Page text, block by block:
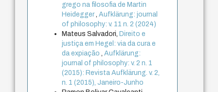
grego na filosofia de Martin
Heidegger,Aufklärung: journal
of philosophy: v. 11 n. 2 (2024)
Mateus Salvadori, Direito e
justiça em Hegel: via da cura e
da expiação,Aufklärung:
journal of philosophy: v. 2 n. 1
(2015): Revista Aufklärung. v. 2,
n. 1 (2015), Janeiro-Junho